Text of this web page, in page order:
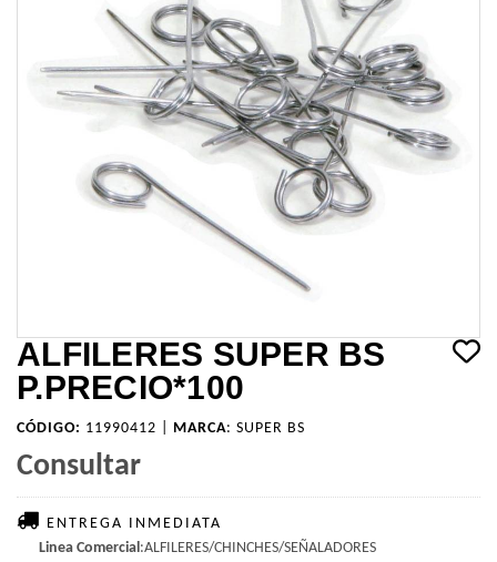
ALFILERES SUPER BS
P.PRECIO*100
CÓDIGO: 11990412 | MARCA: SUPER BS
Consultar
ENTREGA INMEDIATA
Linea Comercial:ALFILERES/CHINCHES/SEÑALADORES